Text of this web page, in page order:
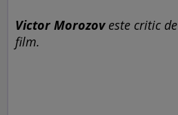
Victor Morozoveste critic de
film.